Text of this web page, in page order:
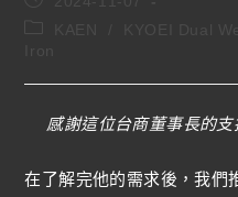
感謝這位台商董事長的
在了解完他的需求後，我們